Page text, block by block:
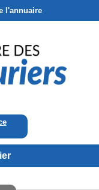
l'annuaire